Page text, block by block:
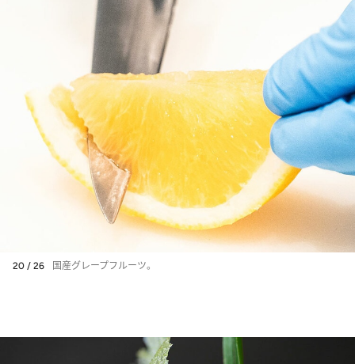
20 / 26 国産グレープフルーツ。